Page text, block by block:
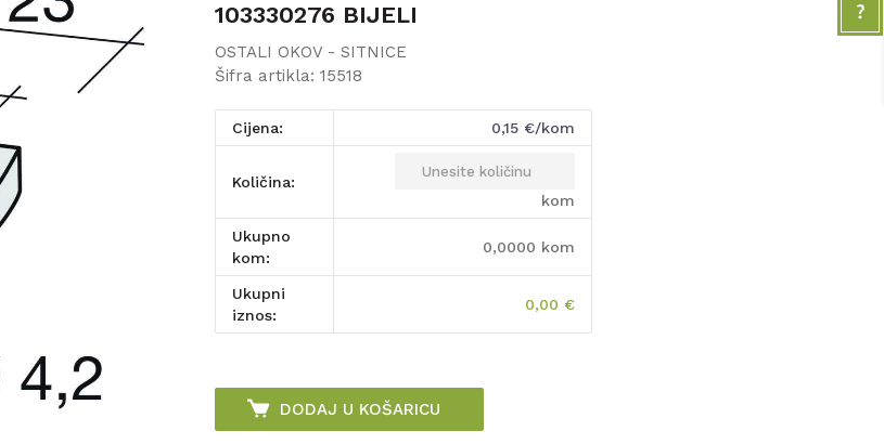
103330276 BIJELI
OSTALI OKOV - SITNICE
Šifra artikla: 15518
Cijena: 0,15 €/kom
Količina:
kom
Ukupno
kom:
0,0000 kom
Ukupni
iznos:
0,00 €
DODAJ U KOŠARICU